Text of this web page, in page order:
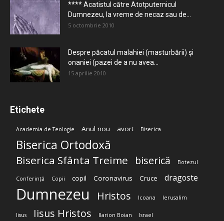
**** Acatistul către Atotputernicul
Dumnezeu, la vreme de necaz sau de...
5 octombrie 2010
Despre păcatul malahiei (masturbării) şi
onaniei (pazei de a nu avea...
15 aprilie 2010
Etichete
Academia de Teologie Anul nou avort Biserica
Biserica Ortodoxă
Biserica Sfânta Treime biserică Botezul
Conferință Copii copil Coronavirus Cruce dragoste
Dumnezeu Hristos Icoana Ierusalim
Iisus Iisus Hristos Ilarion Boian Israel